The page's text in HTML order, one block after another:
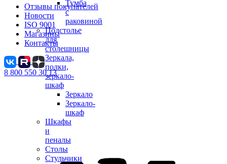
Тумба
с
раковиной
Подстолье
для
столешницы
Зеркала,
полки,
зеркало-
шкаф
Зеркало
Зеркало-
шкаф
Шкафы
и
пеналы
Столы
Стульчики
Отзывы покупателей
Новости
ISO 9001
Магазины
Контакты
8 800 550 30 13